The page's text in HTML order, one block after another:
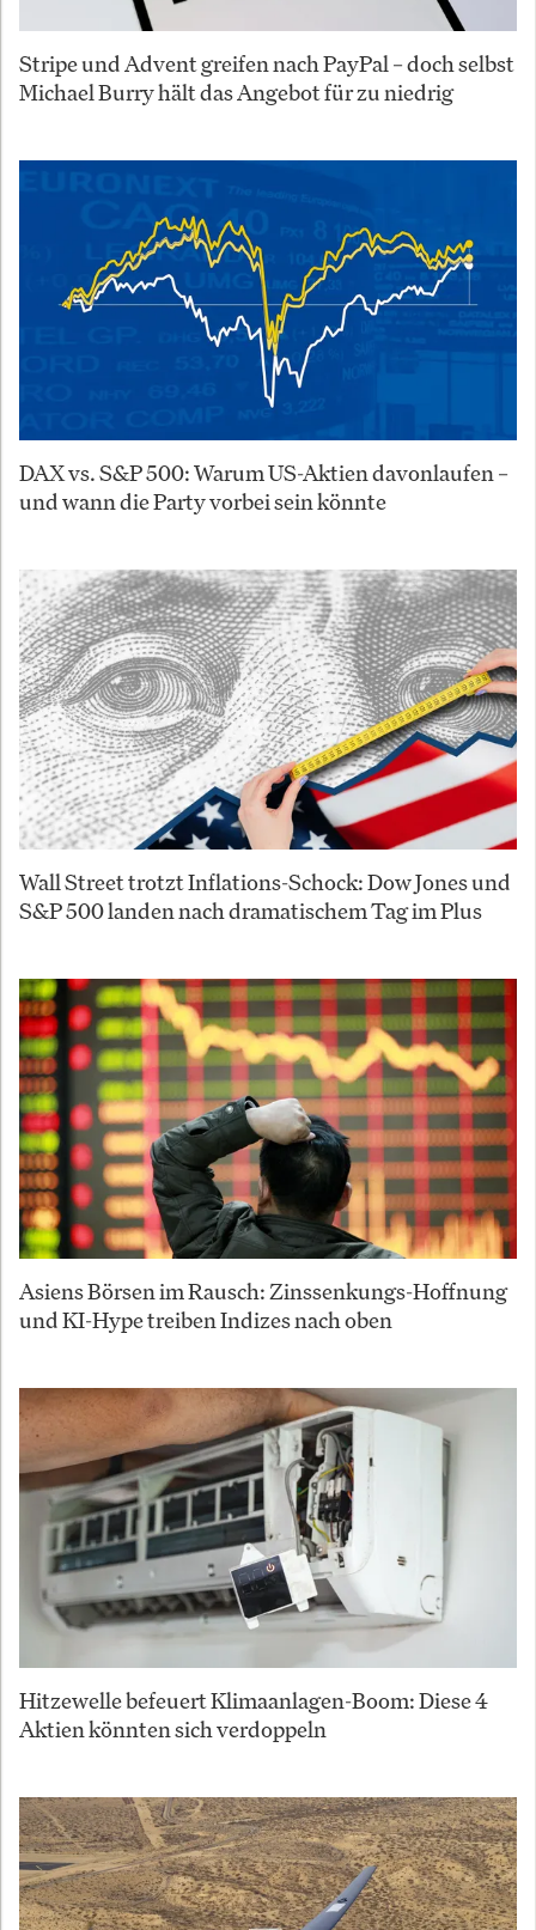
Stripe und Advent greifen nach PayPal – doch selbst
Michael Burry hält das Angebot für zu niedrig
DAX vs. S&P 500: Warum US-Aktien davonlaufen –
und wann die Party vorbei sein könnte
Wall Street trotzt Inflations-Schock: Dow Jones und
S&P 500 landen nach dramatischem Tag im Plus
Asiens Börsen im Rausch: Zinssenkungs-Hoffnung
und KI-Hype treiben Indizes nach oben
Hitzewelle befeuert Klimaanlagen-Boom: Diese 4
Aktien könnten sich verdoppeln